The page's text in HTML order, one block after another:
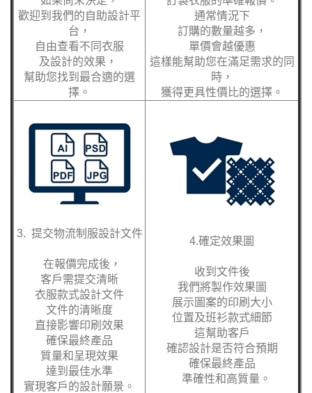
歡迎到我們的自助設計平
台，
自由查看不同衣服
及設計的效果，
幫助您找到最合適的選
擇。
通常情況下
訂購的數量越多，
單價會越優惠
這樣能幫助您在滿足需求的同
時，
獲得更具性價比的選擇。
3. 提交物流制服設計文件
在報價完成後，
客戶需提交清晰
衣服款式設計文件
文件的清晰度
直接影響印刷效果
確保最終產品
質量和呈現效果
達到最佳水準
實現客戶的設計願景。
4.確定效果圖
收到文件後
我們將製作效果圖
展示圖案的印刷大小
位置及班衫款式細節
這幫助客戶
確認設計是否符合預期
確保最終產品
準確性和高質量。